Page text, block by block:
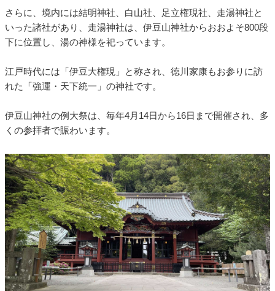
さらに、境内には結明神社、白山社、足立権現社、走湯神社と
いった諸社があり、走湯神社は、伊豆山神社からおおよそ800段
下に位置し、湯の神様を祀っています。
江戸時代には「伊豆大権現」と称され、徳川家康もお参りに訪
れた「強運・天下統一」の神社です。
伊豆山神社の例大祭は、毎年4月14日から16日まで開催され、多
くの参拝者で賑わいます。